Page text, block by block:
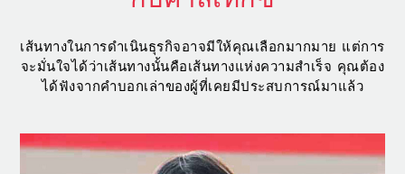
เส้นทางในการดำเนินธุรกิจอาจมีให้คุณเลือกมากมาย แต่การ
จะมั่นใจได้ว่าเส้นทางนั้นคือเส้นทางแห่งความสำเร็จ คุณต้อง
ได้ฟังจากคำบอกเล่าของผู้ที่เคยมีประสบการณ์มาแล้ว